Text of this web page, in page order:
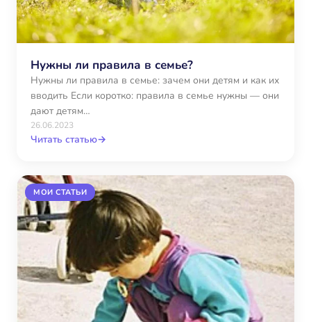
Нужны ли правила в семье?
Нужны ли правила в семье: зачем они детям и как их
вводить Если коротко: правила в семье нужны — они
дают детям…
26.06.2023
Читать статью→
МОИ СТАТЬИ